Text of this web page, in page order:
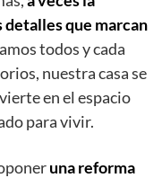
detalles que marcan
todos y cada
nuestra casa se
en el espacio
para vivir.
una reforma